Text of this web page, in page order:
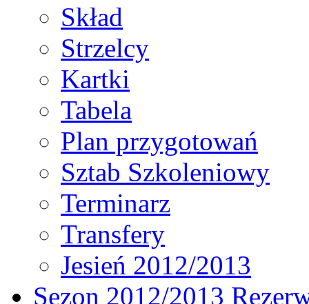
Skład
Strzelcy
Kartki
Tabela
Plan przygotowań
Sztab Szkoleniowy
Terminarz
Transfery
Jesień 2012/2013
Sezon 2012/2013